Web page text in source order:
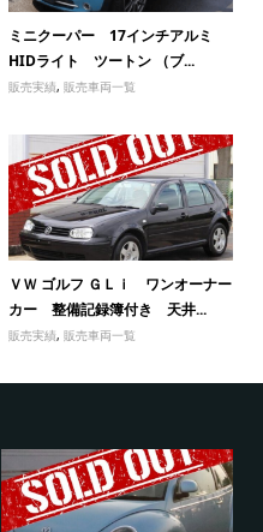
ミニクーパー 17インチアルミ
HIDライト ツートン （ブ...
販売実績,販売車両一覧
ＶＷ ゴルフ ＧＬｉ ワンオーナー
カー 整備記録簿付き 天井...
販売実績,販売車両一覧